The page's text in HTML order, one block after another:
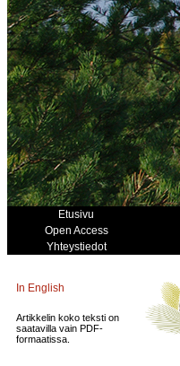
Etusivu
Open Access
Yhteystiedot
In English
Artikkelin koko teksti on
saatavilla vain PDF-
formaatissa.